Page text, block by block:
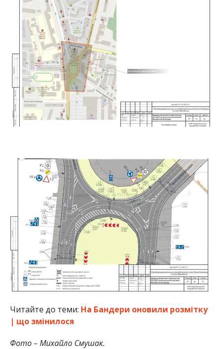
Читайте до теми: На Бандери оновили розмітку
| що змінилося
Фото – Михайло Смушак.